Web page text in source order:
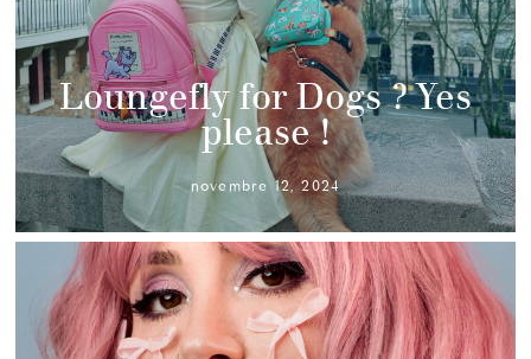
Loungefly for Dogs ? Yes
please !
novembre 12, 2024